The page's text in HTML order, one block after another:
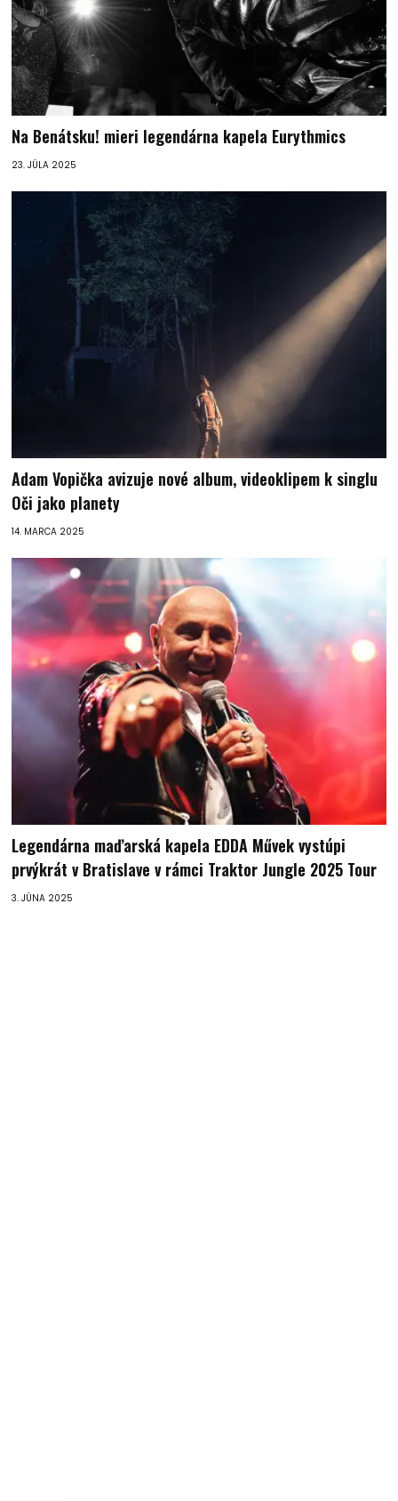
Na Benátsku! mieri legendárna kapela Eurythmics
23. JÚLA 2025
Adam Vopička avizuje nové album, videoklipem k singlu
Oči jako planety
14. MARCA 2025
Legendárna maďarská kapela EDDA Művek vystúpi
prvýkrát v Bratislave v rámci Traktor Jungle 2025 Tour
3. JÚNA 2025